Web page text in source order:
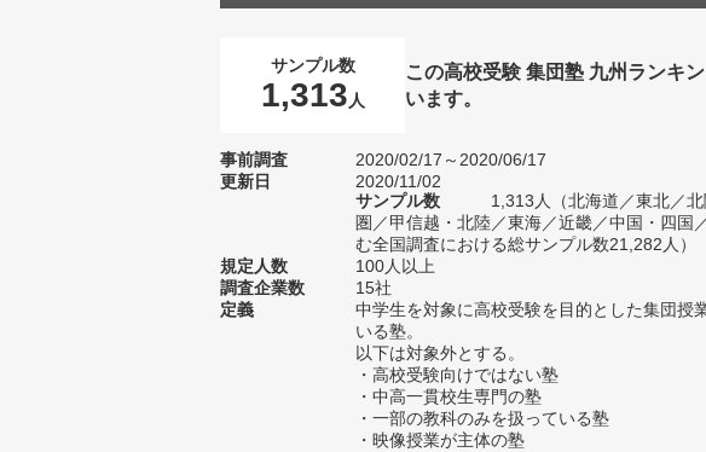
サンプル数
1,313 人
この高校受験 集団塾 九州ランキ
います。
事前調査
2020/02/17～2020/06/17
更新日
2020/11/02
サンプル数
1,313人（北海道／東北／
圏／甲信越・北陸／東海／近畿／中国・四国
む全国調査における総サンプル数21,282人）
規定人数
100人以上
調査企業数
15社
定義
中学生を対象に高校受験を目的とした集団授
いる塾。
以下は対象外とする。
・高校受験向けではない塾
・中高一貫校生専門の塾
・一部の教科のみを扱っている塾
・映像授業が主体の塾